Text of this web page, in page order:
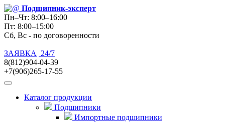
Подшипник-эксперт
Пн–Чт: 8:00–16:00
Пт: 8:00–15:00
Сб, Вс - по договоренности
ЗАЯВКА
24/7
8(812)904-04-39
+7(906)265-17-55
Каталог продукции
Подшипники
Импортные подшипники